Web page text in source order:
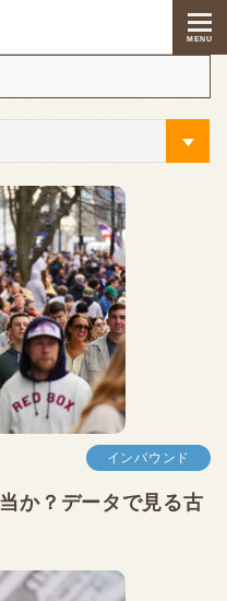
MENU
インバウンド
か？データで見る古